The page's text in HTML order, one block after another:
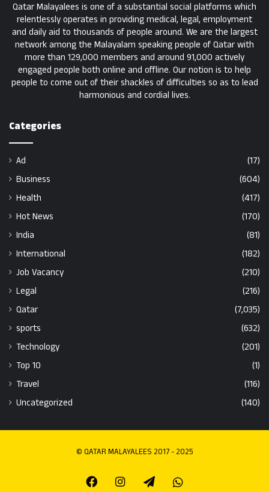
Qatar Malayalees is one of a substantial social platforms which
relentlessly operates in providing medical, legal, employment
and daily aid to thousands of people around. We are the largest
network among the Malayalam speaking people of Qatar with
more than 129,000 members and around 91,000 actively
engaged people both online and offline. Our notion is to help
people to come out of their shackles of difficulties so as to lead
harmonious and cordial lives.
Categories
Ad
(17)
Business
(604)
Health
(417)
Hot News
(170)
India
(81)
International
(182)
Job Vacancy
(210)
Legal
(216)
Qatar
(7,035)
sports
(632)
Technology
(201)
Top 10
(1)
Travel
(116)
Uncategorized
(140)
© QATAR MALAYALEES 2017 - 2025
FacebookInstagramTelegramWhatsapp